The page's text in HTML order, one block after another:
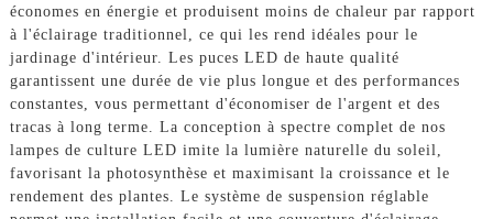
économes en énergie et produisent moins de chaleur par rapport
à l'éclairage traditionnel, ce qui les rend idéales pour le
jardinage d'intérieur. Les puces LED de haute qualité
garantissent une durée de vie plus longue et des performances
constantes, vous permettant d'économiser de l'argent et des
tracas à long terme. La conception à spectre complet de nos
lampes de culture LED imite la lumière naturelle du soleil,
favorisant la photosynthèse et maximisant la croissance et le
rendement des plantes. Le système de suspension réglable